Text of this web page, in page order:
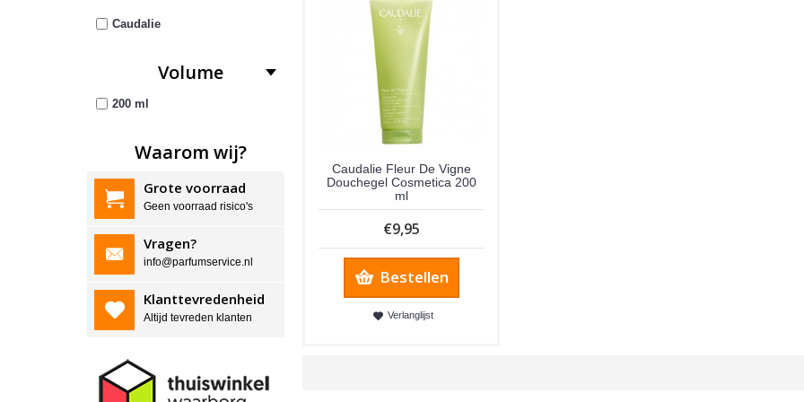
Caudalie
Volume
200 ml
Waarom wij?
Grote voorraad
Geen voorraad risico's
Vragen?
info@parfumservice.nl
Klanttevredenheid
Altijd tevreden klanten
Caudalie Fleur De Vigne
Douchegel Cosmetica 200
ml
€9,95
Bestellen
Verlanglijst